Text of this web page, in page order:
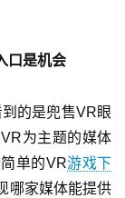
口是机会
的是兜售VR眼
为主题的媒体
单的VR游戏下
哪家媒体能提供